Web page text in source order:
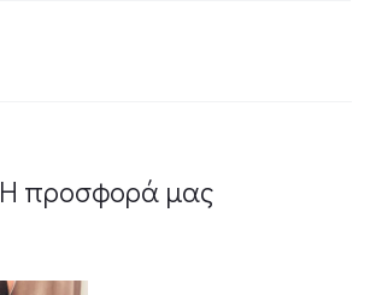
Η προσφορά μας